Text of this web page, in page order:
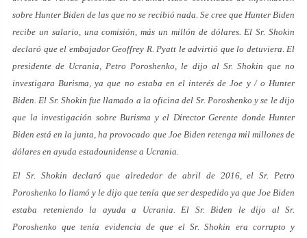
sobre Hunter Biden de las que no se recibió nada. Se cree que Hunter Biden
recibe un salario, una comisión, más un millón de dólares. El Sr. Shokin
declaró que el embajador Geoffrey R. Pyatt le advirtió que lo detuviera. El
presidente de Ucrania, Petro Poroshenko, le dijo al Sr. Shokin que no
investigara Burisma, ya que no estaba en el interés de Joe y / o Hunter
Biden. El Sr. Shokin fue llamado a la oficina del Sr. Poroshenko y se le dijo
que la investigación sobre Burisma y el Director Gerente donde Hunter
Biden está en la junta, ha provocado que Joe Biden retenga mil millones de
dólares en ayuda estadounidense a Ucrania.
El Sr. Shokin declaró que alrededor de abril de 2016, el Sr. Petro
Poroshenko lo llamó y le dijo que tenía que ser despedido ya que Joe Biden
estaba reteniendo la ayuda a Ucrania. El Sr. Biden le dijo al Sr.
Poroshenko que tenía evidencia de que el Sr. Shokin era corrupto y